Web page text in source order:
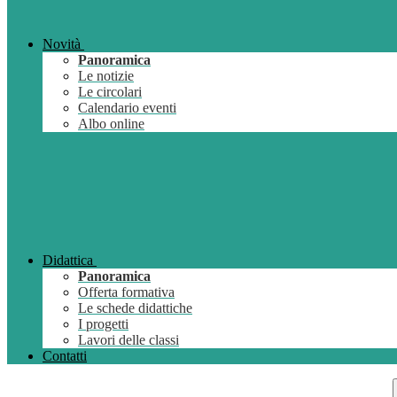
Novità
Panoramica
Le notizie
Le circolari
Calendario eventi
Albo online
Didattica
Panoramica
Offerta formativa
Le schede didattiche
I progetti
Lavori delle classi
Contatti